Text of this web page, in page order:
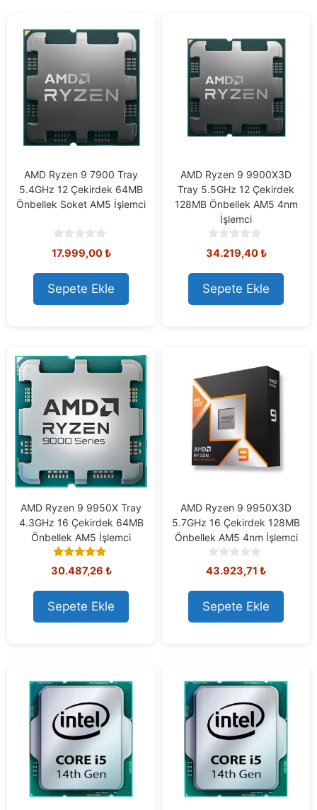
AMD Ryzen 9 7900 Tray
5.4GHz 12 Çekirdek 64MB
Önbellek Soket AM5 İşlemci
0
o
u
t
o
f
17.999,00₺
Sepete Ekle
AMD Ryzen 9 9900X3D
Tray 5.5GHz 12 Çekirdek
128MB Önbellek AM5 4nm
İşlemci
0
o
u
t
o
f
34.219,40₺
Sepete Ekle
AMD Ryzen 9 9950X Tray
4.3GHz 16 Çekirdek 64MB
Önbellek AM5 İşlemci
5.00
out of 5
30.487,26 ₺
Sepete Ekle
AMD Ryzen 9 9950X3D
5.7GHz 16 Çekirdek 128MB
Önbellek AM5 4nm İşlemci
0
o
u
t
o
f
43.923,71 ₺
Sepete Ekle